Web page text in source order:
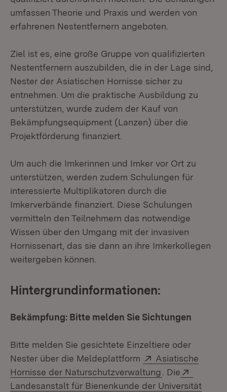
umfassen Theorie und Praxis und werden von
erfahrenen Nestentfernern angeboten.
Ziel ist es, eine große Gruppe von qualifizierten
Nestentfernern auszubilden, die in der Lage sind,
Nester der Asiatischen Hornisse sicher zu
entnehmen. Um die praktische Ausbildung zu
unterstützen, wurde zudem der Kauf von
Bekämpfungsequipment (Lanzen) über die
Projektförderung finanziert.
Um auch die Imkerinnen und Imker vor Ort zu
unterstützen, werden zudem Schulungen für
interessierte Multiplikatoren durch die
Imkerverbände finanziert. Diese Schulungen
vermitteln den Teilnehmern das notwendige
Wissen über den Umgang mit der invasiven
Hornissenart, das sie dann an ihre Imkerkollegen
weitergeben können.
Hintergrundinformationen:
Bekämpfung: Bitte melden Sie Sichtungen
Bitte melden Sie gesichtete Einzeltiere oder
Nester über die Meldeplattform
Extern:
Asiatische
Hornisse der Naturschutzverwaltung (Öffnet in
. Die
Landesanstalt für Bienenkunde der Universität